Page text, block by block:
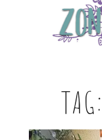
TAG: